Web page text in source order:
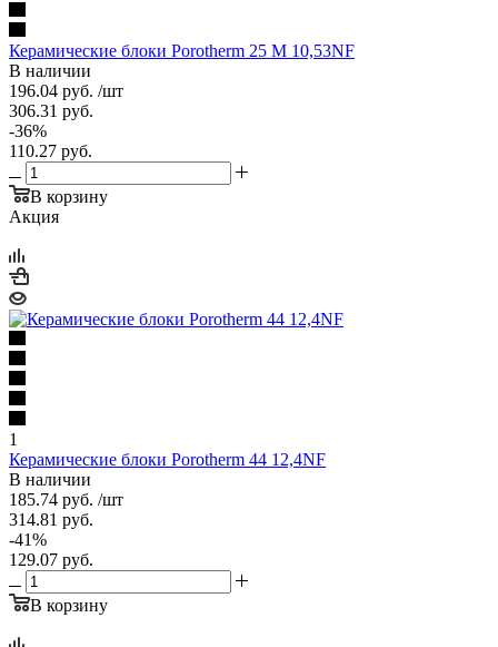
Керамические блоки Porotherm 25 М 10,53NF
В наличии
196.04 руб. /шт
306.31 руб.
-36%
110.27 руб.
В корзину
Акция
1
Керамические блоки Porotherm 44 12,4NF
В наличии
185.74 руб. /шт
314.81 руб.
-41%
129.07 руб.
В корзину